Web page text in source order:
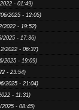
- 01:49)
2025 - 12:05)
2022 - 19:52)
2025 - 17:36)
2022 - 06:37)
2025 - 19:09)
- 23:54)
2025 - 21:04)
- 11:31)
2025 - 08:45)